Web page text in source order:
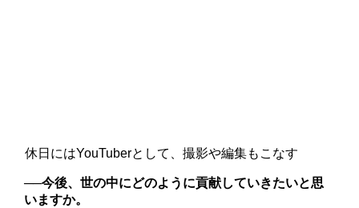
休日にはYouTuberとして、撮影や編集もこなす
──今後、世の中にどのように貢献していきたいと思
いますか。